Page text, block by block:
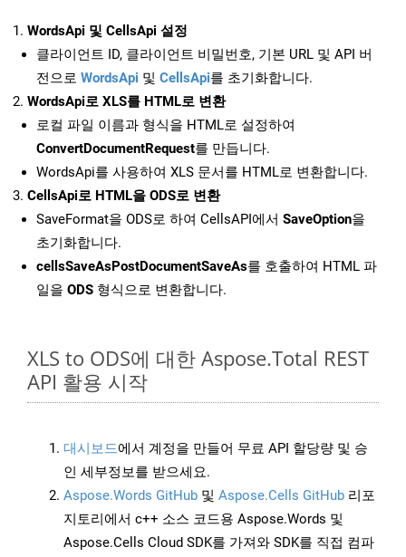
WordsApi 및 CellsApi 설정
클라이언트 ID, 클라이언트 비밀번호, 기본 URL 및 API 버
전으로 WordsApi 및 CellsApi를 초기화합니다.
WordsApi로 XLS를 HTML로 변환
로컬 파일 이름과 형식을 HTML로 설정하여
ConvertDocumentRequest를 만듭니다.
WordsApi를 사용하여 XLS 문서를 HTML로 변환합니다.
CellsApi로 HTML을 ODS로 변환
SaveFormat을 ODS로 하여 CellsAPI에서 SaveOption을
초기화합니다.
cellsSaveAsPostDocumentSaveAs를 호출하여 HTML 파
일을 ODS 형식으로 변환합니다.
XLS to ODS에 대한 Aspose.Total REST
API 활용 시작
대시보드에서 계정을 만들어 무료 API 할당량 및 승
인 세부정보를 받으세요.
Aspose.Words GitHub 및 Aspose.Cells GitHub 리포
지토리에서 c++ 소스 코드용 Aspose.Words 및
Aspose.Cells Cloud SDK를 가져와 SDK를 직접 컴파